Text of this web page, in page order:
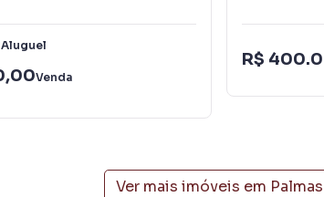
corretores treinados e uma central
e inquilinos.
Aluguel
Venda
R$
Ver mais imóveis em Palmas